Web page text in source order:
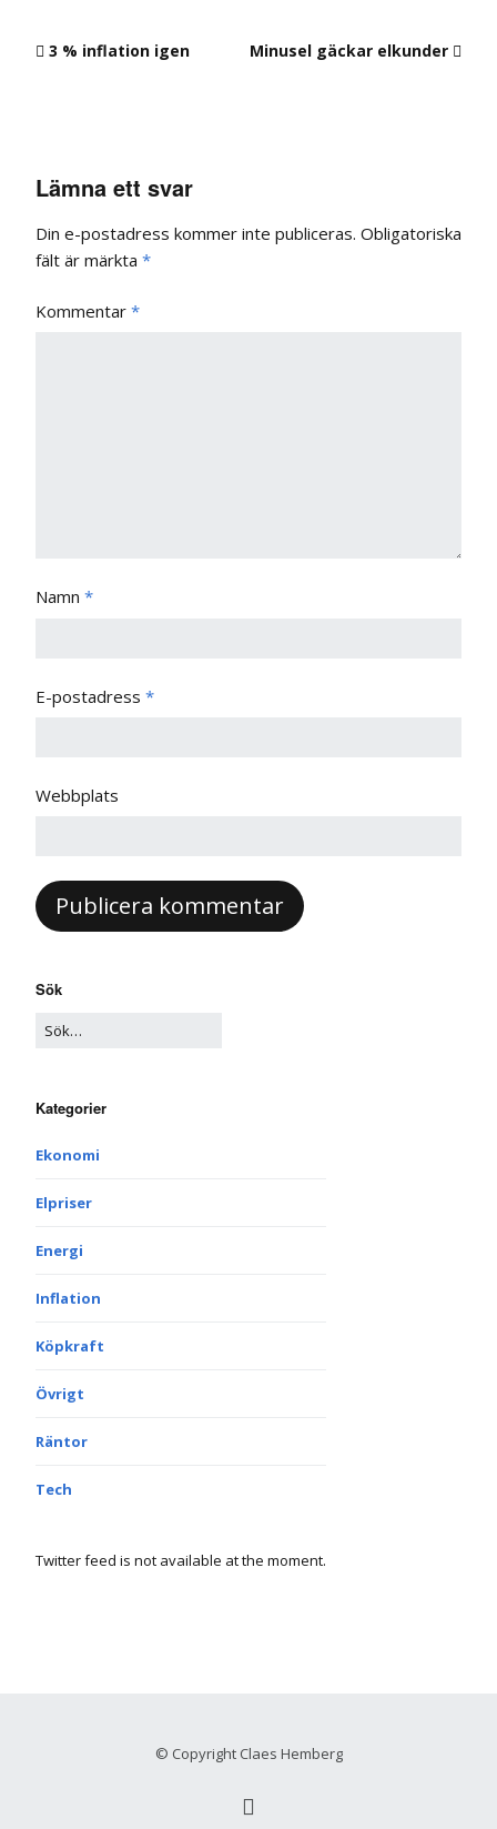
3 % inflation igen Minusel gäckar elkunder
Lämna ett svar
Din e-postadress kommer inte publiceras. Obligatoriska
fält är märkta *
Kommentar *
Namn *
E-postadress *
Webbplats
Sök
Kategorier
Ekonomi
Elpriser
Energi
Inflation
Köpkraft
Övrigt
Räntor
Tech
Twitter feed is not available at the moment.
© Copyright Claes Hemberg